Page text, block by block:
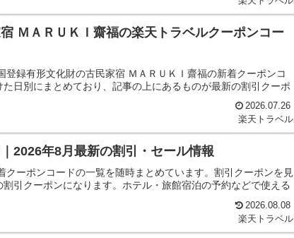
ＭＡＲＵＫＩ齋福の楽天トラベルクーポンコー
録有形文化財の古民家宿 ＭＡＲＵＫＩ齋福の新着クーポンコ
日別にまとめており、記事の上にあるものが最新の割引クーポ
2026.07.26
楽天トラベル
2026年8月最新の割引・セール情報
ーポンコードの一覧を随時まとめています。割引クーポンを見
引クーポンになります。ホテル・旅館宿泊の予約などで使える
2026.08.08
楽天トラベル